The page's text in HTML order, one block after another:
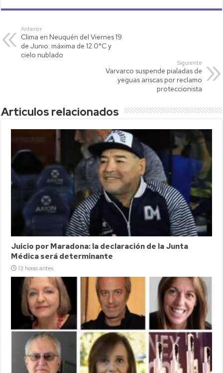
at
s
A
p
tt p
Li
ail m
ar
Anterior
Clima en Neuquén del Viernes 19
de Junio: máxima de 12.0°C y
cielo nublado
Siguiente
Varvarco suspende pialadas de
yeguas ariscas por reclamo
proteccionista
Articulos relacionados
Juicio por Maradona: la declaración de la Junta
Médica será determinante
13 horas antes